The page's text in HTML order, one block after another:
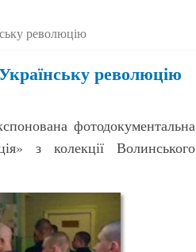
революцію
революцію
фотодокументальна
з колекції Волинського